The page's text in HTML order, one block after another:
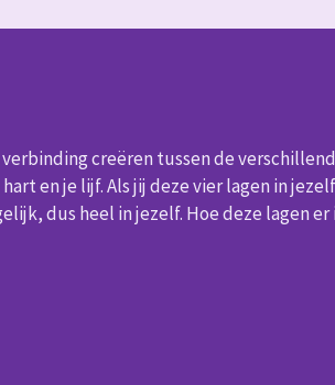
creëren tussen de
en je lijf. Als jij deze vier lagen in
dus heel in jezelf. Hoe deze lagen